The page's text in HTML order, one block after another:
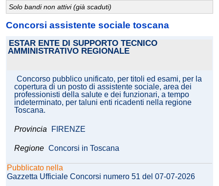
Solo bandi non attivi (già scaduti)
Concorsi assistente sociale toscana
ESTAR ENTE DI SUPPORTO TECNICO
AMMINISTRATIVO REGIONALE
Concorso pubblico unificato, per titoli ed esami, per la
copertura di un posto di assistente sociale, area dei
professionisti della salute e dei funzionari, a tempo
indeterminato, per taluni enti ricadenti nella regione
Toscana.
Provincia FIRENZE
Regione Concorsi in Toscana
Pubblicato nella
Gazzetta Ufficiale Concorsi numero 51 del 07-07-2026